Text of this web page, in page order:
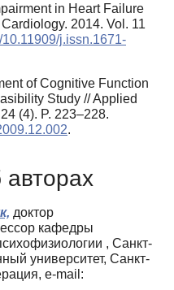
in Heart Failure
2014. Vol. 11
10.11909/j.issn.1671-
of Cognitive Function
Study // Applied
(4). P. 223–228.
.
доктор
кафедры
, Санкт-
университет, Санкт-
e-mail: